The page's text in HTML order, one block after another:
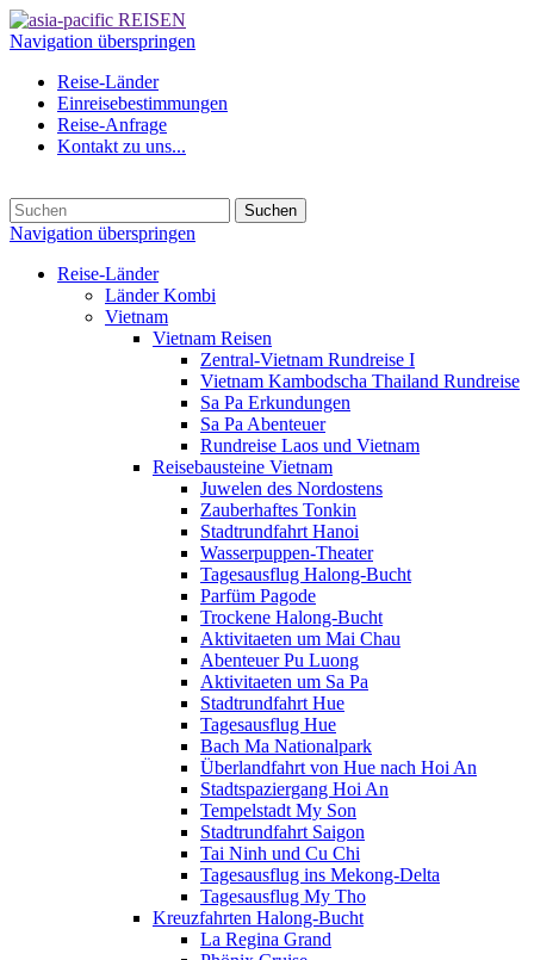
Navigation überspringen
Reise-Länder
Einreisebestimmungen
Reise-Anfrage
Kontakt zu uns...
Suchen
Navigation überspringen
Reise-Länder
Länder Kombi
Vietnam
Vietnam Reisen
Zentral-Vietnam Rundreise I
Vietnam Kambodscha Thailand Rundreise
Sa Pa Erkundungen
Sa Pa Abenteuer
Rundreise Laos und Vietnam
Reisebausteine Vietnam
Juwelen des Nordostens
Zauberhaftes Tonkin
Stadtrundfahrt Hanoi
Wasserpuppen-Theater
Tagesausflug Halong-Bucht
Parfüm Pagode
Trockene Halong-Bucht
Aktivitaeten um Mai Chau
Abenteuer Pu Luong
Aktivitaeten um Sa Pa
Stadtrundfahrt Hue
Tagesausflug Hue
Bach Ma Nationalpark
Überlandfahrt von Hue nach Hoi An
Stadtspaziergang Hoi An
Tempelstadt My Son
Stadtrundfahrt Saigon
Tai Ninh und Cu Chi
Tagesausflug ins Mekong-Delta
Tagesausflug My Tho
Kreuzfahrten Halong-Bucht
La Regina Grand